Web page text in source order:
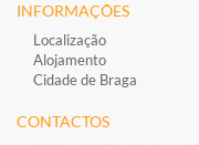
INFORMAÇÕES
Localização
Alojamento
Cidade de Braga
CONTACTOS